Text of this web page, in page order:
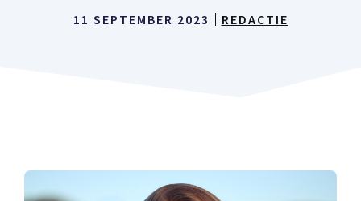
11 SEPTEMBER 2023 REDACTIE